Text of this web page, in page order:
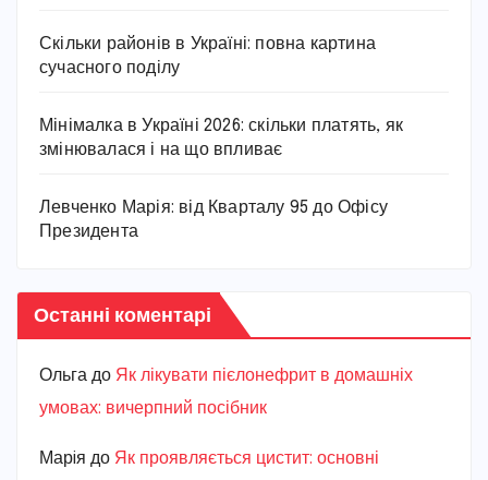
Скільки районів в Україні: повна картина
сучасного поділу
Мінімалка в Україні 2026: скільки платять, як
змінювалася і на що впливає
Левченко Марія: від Кварталу 95 до Офісу
Президента
Останні коментарі
Ольга до Як лікувати пієлонефрит в домашніх
умовах: вичерпний посібник
Марiя до Як проявляється цистит: основні